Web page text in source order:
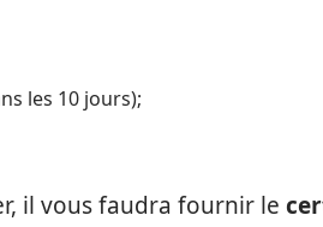
les 10 jours);
il vous faudra fournir le